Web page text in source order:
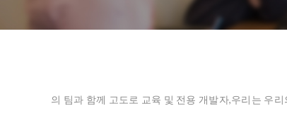
의 팀과 함께 고도로 교육 및 전용 개발자,우리는 우